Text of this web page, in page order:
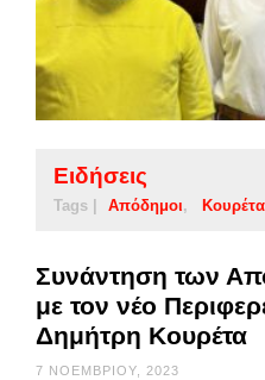
Ειδήσεις
Tags | Απόδημοι
Συνάντηση των
με τον νέο
Δημήτρη Κουρέτα
7 ΝΟΕΜΒΡΊΟΥ, 2023